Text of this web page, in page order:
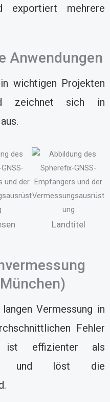
exportiert mehrere
Anwendungen
wichtigen Projekten
zeichnet sich in
Landtitel
Vermessung in
Fehler
effizienter als
und löst die